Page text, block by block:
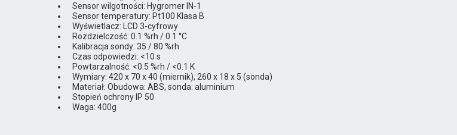
Sensor wilgotności: Hygromer IN-1
Sensor temperatury: Pt100 Klasa B
Wyświetlacz: LCD 3-cyfrowy
Rozdzielczość: 0.1 %rh / 0.1 °C
Kalibracja sondy: 35 / 80 %rh
Czas odpowiedzi: <10 s
Powtarzalność: <0.5 %rh / <0.1 K
Wymiary: 420 x 70 x 40 (miernik), 260 x 18 x 5 (sonda)
Materiał: Obudowa: ABS, sonda: aluminium
Stopień ochrony IP 50
Waga: 400g